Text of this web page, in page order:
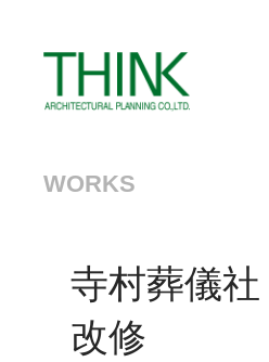
WORKS
寺村葬儀
改修